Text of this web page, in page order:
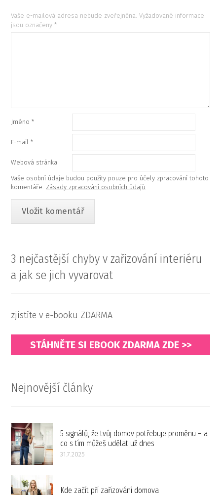
Vaše e-mailová adresa nebude zveřejněna. Vyžadované informace
jsou označeny*
Jméno*
E-mail*
Webová stránka
Vaše osobní údaje budou použity pouze pro účely zpracování tohoto
komentáře. Zásady zpracování osobních údajů
3 nejčastější chyby v zařizování interiéru
a jak se jich vyvarovat
zjistíte v e-booku ZDARMA
STÁHNĚTE SI EBOOK ZDARMA ZDE >>
Nejnovější články
5 signálů, že tvůj domov potřebuje proměnu – a
co s tím můžeš udělat už dnes
31.7.2025
Kde začít při zařizování domova